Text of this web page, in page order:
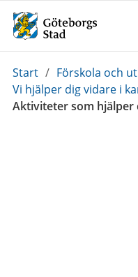
Du
är
här:
Start / Förskola och
Vi hjälper dig vidare i
Aktiviteter som hjälper